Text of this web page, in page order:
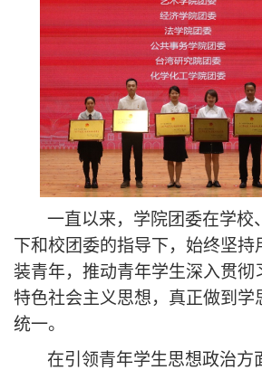
一直以来，学院团委在学校
下和校团委的指导下，始终坚持
装青年，推动青年学生深入贯彻
特色社会主义思想，真正做到学
统一。
在引领青年学生思想政治方